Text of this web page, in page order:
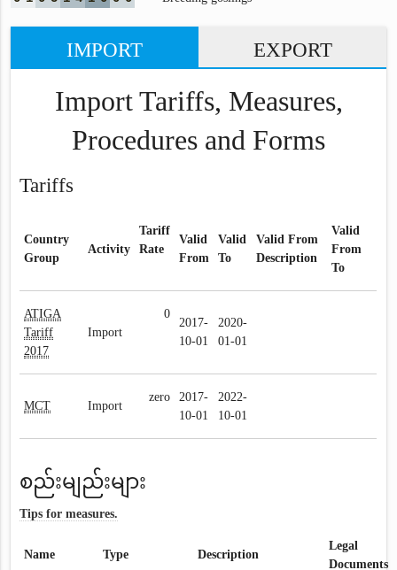
IMPORT EXPORT
Import Tariffs, Measures,
Procedures and Forms
Tariffs
Country
Group
Activity
Tariff
Rate
Valid
From
Valid
To
Valid From
Description
Valid
From
To
ATIGA
Tariff
2017
Import
0
2017-
10-01
2020-
01-01
MCT Import
zero
2017-
10-01
2022-
10-01
စည်းမျည်းများ
Tips for measures.
Name Type Description
Legal
Documents